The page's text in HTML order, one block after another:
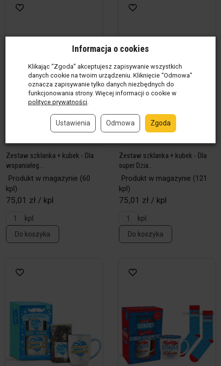
Zestaw szklanka + kubek - Dla
wspaniałeg...
Produkt w magazynie (60
kpl)
75,01 zł / kpl
kpl
Do koszyka
Zestaw szklanka + kubek - Dla
super Dzia...
Produkt w magazynie (121
kpl)
75,01 zł / kpl
kpl
Do koszyka
Informacja o cookies
Klikając “Zgoda” akceptujesz zapisywanie wszystkich
danych cookie na twoim urządzeniu. Kliknięcie “Odmowa”
oznacza zapisywanie tylko danych niezbędnych do
funkcjonowania strony. Więcej informacji o cookie w
polityce prywatności.
Ustawienia Odmowa Zgoda